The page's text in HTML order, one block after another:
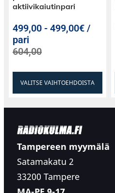
aktiivikaiutinpari
499,00 -499,00€ /
pari
604,00
VALITSE VAIHTOEHDOISTA
Tampereen myymälä
Satamakatu 2
33200 Tampere